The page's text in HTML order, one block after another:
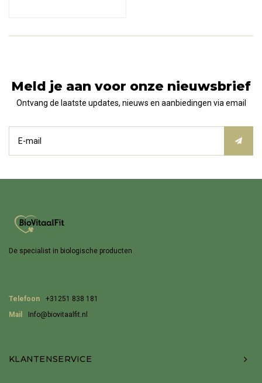
Meld je aan voor onze nieuwsbrief
Ontvang de laatste updates, nieuws en aanbiedingen via email
De specialist in biologische producten
Telefoon
+31251 838 181
Mail
Info@biovitaalfit.nl
KLANTENSERVICE